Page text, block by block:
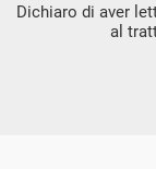
Dichiaro di aver
al